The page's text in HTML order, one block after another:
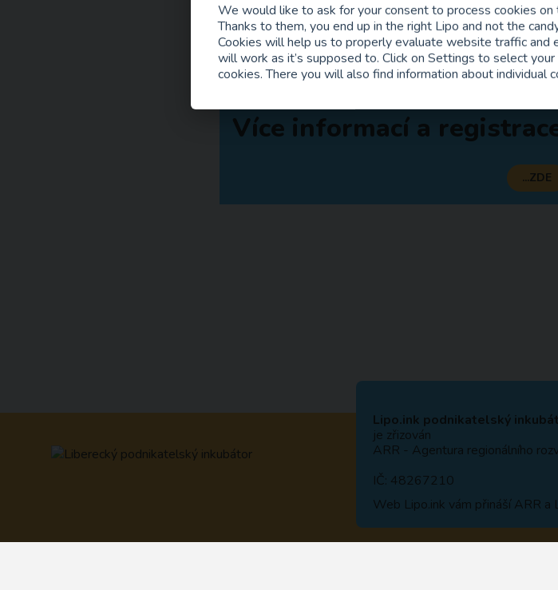
13:00– začátek
Těšit se na vás budou zástupci Agentury regionálního
Účast na akci je bezplatná. Kapacita je omezená.
S případnými dotazy se obracejte na "kov@lipo.ink".
Více informací a
...ZDE
Lipo.ink podnikatelský
je zřizován
ARR - Agentura regionálního
IČ: 48267210
Web Lipo.ink vám přináší ARR a
We would like to ask for your consent to process cookies
Thanks to them, you end up in the right Lipo and not the
Cookies will help us to properly evaluate website traffic and
will work as it’s supposed to. Click on Settings to select
cookies. There you will also find information about individual